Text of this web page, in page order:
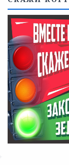
Телефоны
поддержки,
помощь детям
области